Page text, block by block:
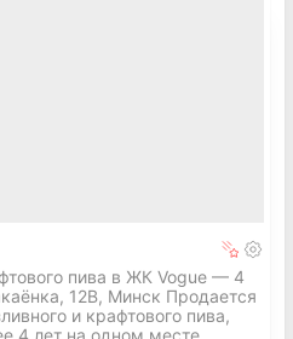
пива в ЖК Vogue — 4
12В, Минск Продается
и крафтового пива,
4 лет на одном месте.